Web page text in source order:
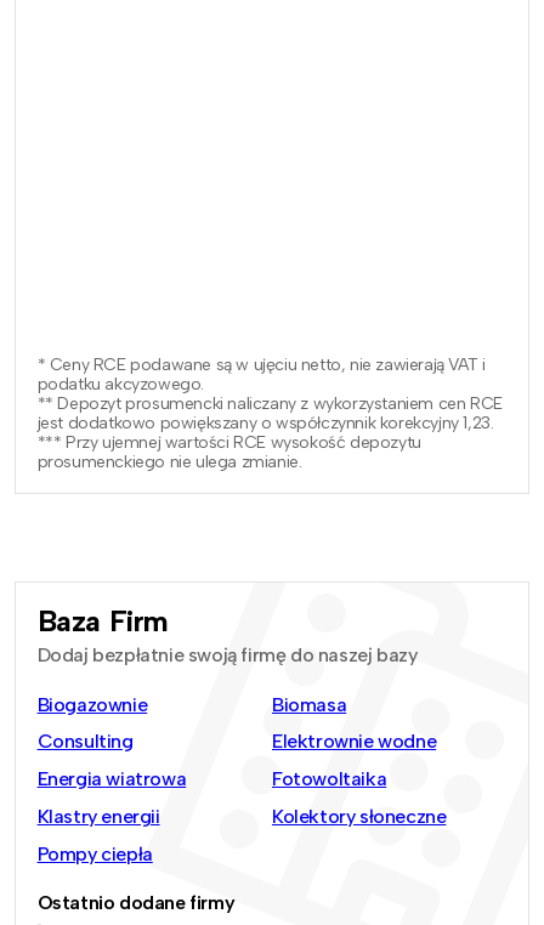
* Ceny RCE podawane są w ujęciu netto, nie zawierają VAT i
podatku akcyzowego.
** Depozyt prosumencki naliczany z wykorzystaniem cen RCE
jest dodatkowo powiększany o współczynnik korekcyjny 1,23.
*** Przy ujemnej wartości RCE wysokość depozytu
prosumenckiego nie ulega zmianie.
Baza Firm
Dodaj bezpłatnie swoją firmę do naszej bazy
Biogazownie
Biomasa
Consulting
Elektrownie wodne
Energia wiatrowa
Fotowoltaika
Klastry energii
Kolektory słoneczne
Pompy ciepła
Ostatnio dodane firmy